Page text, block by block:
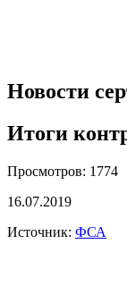
Новости
Итоги
Просмотров: 1774
16.07.2019
Источник: ФСА